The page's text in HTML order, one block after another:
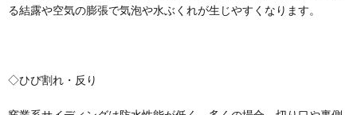
る結露や空気の膨張で気泡や水ぶくれが生じやすくなります。
◇ひび割れ・反り